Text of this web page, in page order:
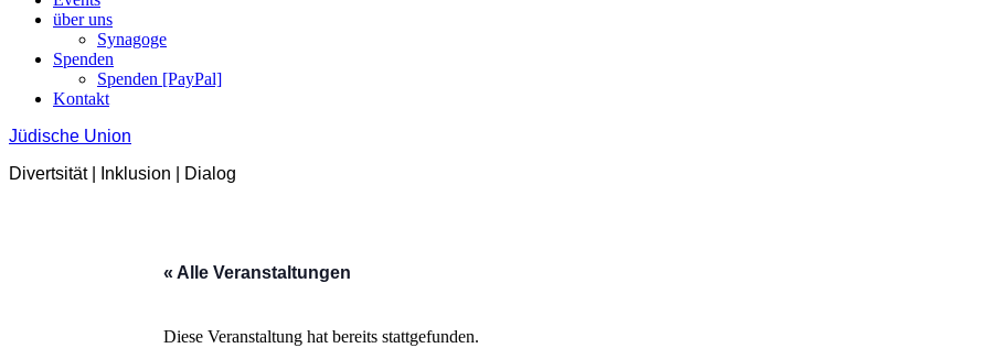
über uns
Synagoge
Spenden
Spenden [PayPal]
Kontakt
Jüdische Union
Divertsität | Inklusion | Dialog
« Alle Veranstaltungen
Diese Veranstaltung hat bereits stattgefunden.